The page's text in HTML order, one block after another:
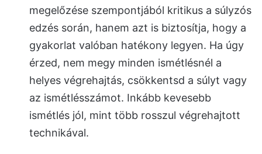
megelőzése szempontjából kritikus a súlyzós
edzés során, hanem azt is biztosítja, hogy a
gyakorlat valóban hatékony legyen. Ha úgy
érzed, nem megy minden ismétlésnél a
helyes végrehajtás, csökkentsd a súlyt vagy
az ismétlésszámot. Inkább kevesebb
ismétlés jól, mint több rosszul végrehajtott
technikával.